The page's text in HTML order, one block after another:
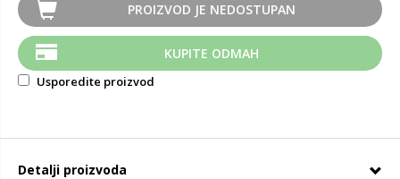
PROIZVOD JE NEDOSTUPAN
KUPITE ODMAH
Usporedite proizvod
Detalji proizvoda